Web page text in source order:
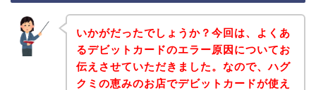
いかがだったでしょうか？今回は、よくあ
るデビットカードのエラー原因についてお
伝えさせていただきました。なので、ハグ
クミの恵みのお店でデビットカードが使え